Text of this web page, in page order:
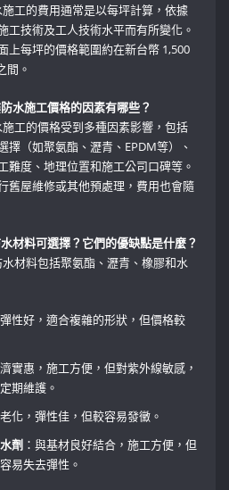
工的費用通常是以每坪計算，依據
工技術及工人技術水平而有所變化。
上每坪的價格範圍約在新台幣 1,500
間。
水施工價格的因素有哪些？
工的價格受到多種因素影響，包括
擇（如聚氨酯、瀝青、EPDM等）、
難度、地理位置和施工公司口碑等。
舊屋維修或其他預處理，費用也會隨
材料可選擇？它們的優缺點是什麼？
材料包括聚氨酯、瀝青、橡膠和水
彈性好，適合複雜的形狀，但價格較
濟實惠，施工方便，但對紫外線敏感，
期維護。
老化，彈性佳，但較容易發黴。
劑 ：與基材良好結合，施工方便，但
易失去彈性。